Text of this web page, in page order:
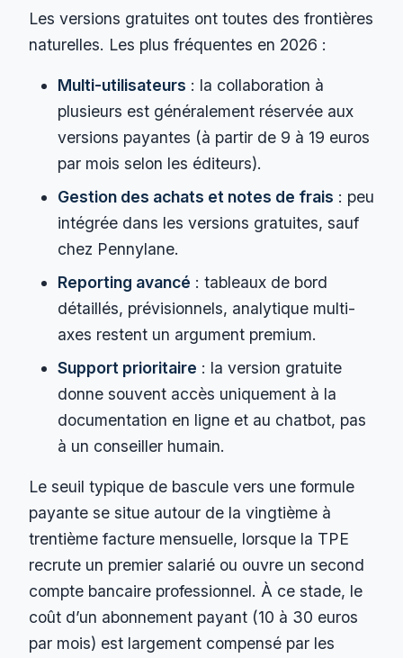
Les versions gratuites ont toutes des frontières
naturelles. Les plus fréquentes en 2026 :
Multi-utilisateurs : la collaboration à
plusieurs est généralement réservée aux
versions payantes (à partir de 9 à 19 euros
par mois selon les éditeurs).
Gestion des achats et notes de frais : peu
intégrée dans les versions gratuites, sauf
chez Pennylane.
Reporting avancé : tableaux de bord
détaillés, prévisionnels, analytique multi-
axes restent un argument premium.
Support prioritaire : la version gratuite
donne souvent accès uniquement à la
documentation en ligne et au chatbot, pas
à un conseiller humain.
Le seuil typique de bascule vers une formule
payante se situe autour de la vingtième à
trentième facture mensuelle, lorsque la TPE
recrute un premier salarié ou ouvre un second
compte bancaire professionnel. À ce stade, le
coût d’un abonnement payant (10 à 30 euros
par mois) est largement compensé par les